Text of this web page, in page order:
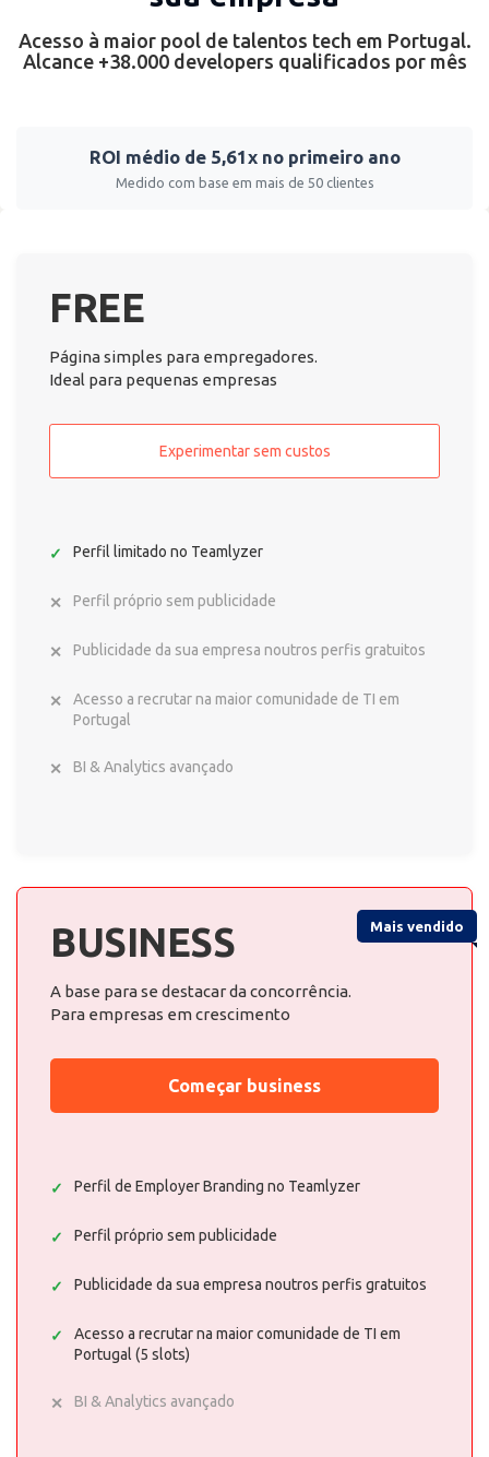
Acesso à maior pool de talentos tech em Portugal.
Alcance +38.000 developers qualificados por mês
ROI médio de 5,61x no primeiro ano
Medido com base em mais de 50 clientes
FREE
Página simples para empregadores.
Ideal para pequenas empresas
Experimentar sem custos
Perfil limitado no Teamlyzer
Perfil próprio sem publicidade
Publicidade da sua empresa noutros perfis gratuitos
Acesso a recrutar na maior comunidade de TI em
Portugal
BI & Analytics avançado
Mais vendido
BUSINESS
A base para se destacar da concorrência.
Para empresas em crescimento
Começar business
Perfil de Employer Branding no Teamlyzer
Perfil próprio sem publicidade
Publicidade da sua empresa noutros perfis gratuitos
Acesso a recrutar na maior comunidade de TI em
Portugal (5 slots)
BI & Analytics avançado